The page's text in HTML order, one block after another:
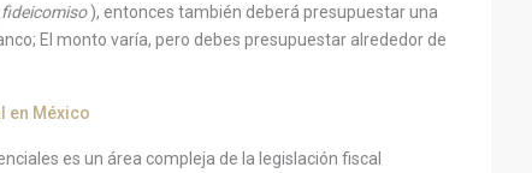
fideicomiso), entonces también deberá presupuestar una
El monto varía, pero debes presupuestar alrededor de
en México
es un área compleja de la legislación fiscal